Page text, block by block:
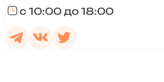
с 10:00 до 18:00